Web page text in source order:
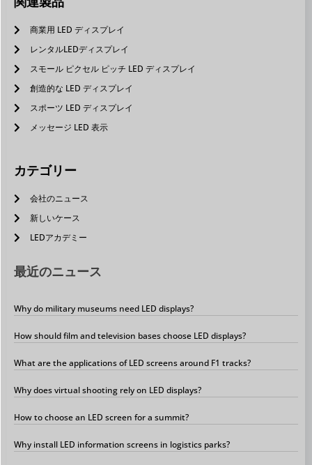
商業用 LED ディスプレイ
レンタルLEDディスプレイ
スモール ピクセル ピッチ LED ディスプレイ
創造的な LED ディスプレイ
スポーツ LED ディスプレイ
メッセージ LED 表示
カテゴリー
会社のニュース
新しいケース
LEDアカデミー
最近のニュース
Why do military museums need LED displays?
How should film and television bases choose LED displays?
What are the applications of LED screens around F1 tracks?
Why does virtual shooting rely on LED displays?
How to choose an LED screen for a summit?
Why install LED information screens in logistics parks?